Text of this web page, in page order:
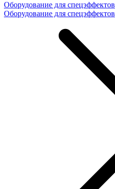
Оборудование для спецэффектов
Оборудование для спецэффектов